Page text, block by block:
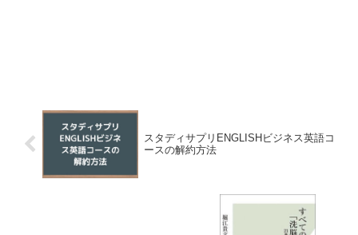
スタディサプリENGLISHビジネス英語コ
ースの解約方法